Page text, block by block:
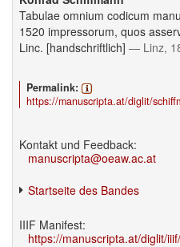
Tabulae omnium codicum
1520 impressorum, quos
Linc. [handschriftlich] — Linz,
Permalink:
https://manuscripta.at/diglit/
Kontakt und Feedback:
manuscripta@oeaw.ac.at
Startseite des Bandes
IIIF Manifest:
https://manuscripta.at/diglit/